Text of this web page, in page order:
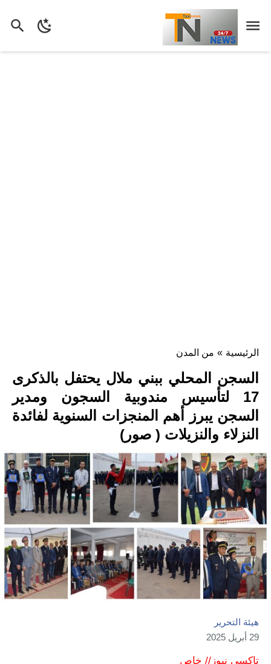
الرئيسية » من المدن
السجن المحلي ببني ملال يحتفل بالذكرى
17 لتأسيس مندوبية السجون ومدير
السجن يبرز أهم المنجزات السنوية لفائدة
النزلاء والنزيلات ( صور)
هيئة التحرير
29 أبريل 2025
تاكسي نيوز// خاص